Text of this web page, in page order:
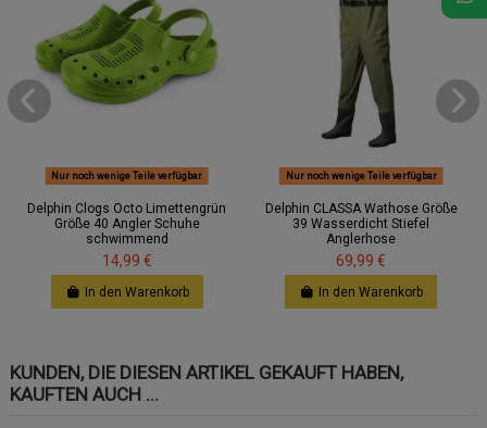
Nur noch wenige Teile verfügbar
Delphin Clogs Octo Limettengrün
Größe 40 Angler Schuhe
schwimmend
14,99 €
In den Warenkorb
Nur noch wenige Teile verfügbar
Delphin CLASSA Wathose Größe
39 Wasserdicht Stiefel
Anglerhose
69,99 €
In den Warenkorb
KUNDEN, DIE DIESEN ARTIKEL GEKAUFT HABEN,
KAUFTEN AUCH ...